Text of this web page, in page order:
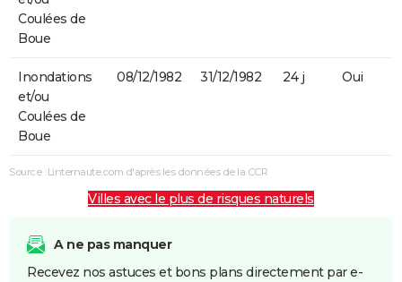
Coulées de
Boue
Inondations
et/ou
Coulées de
Boue
08/12/1982 31/12/1982 24 j Oui
Source : Linternaute.com d'après les données de la CCR
Villes avec le plus de risques naturels
A ne pas manquer
Recevez nos astuces et bons plans directement par e-